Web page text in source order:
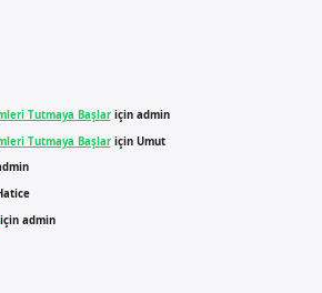
Tutmaya Başlariçin admin
Tutmaya Başlariçin Umut
admin